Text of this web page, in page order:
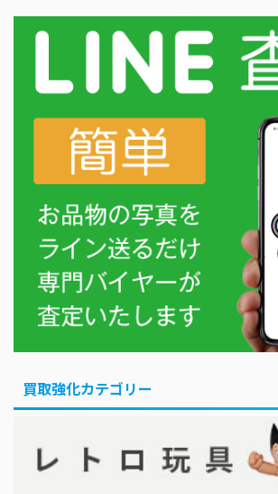
買取強化カテゴリー